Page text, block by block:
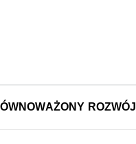
ROZWÓJ